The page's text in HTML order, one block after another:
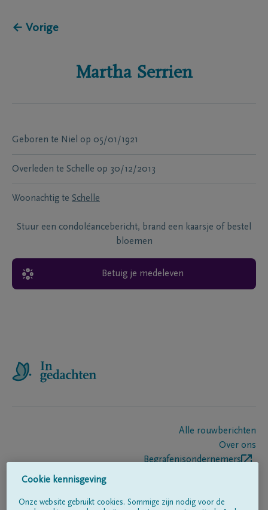
← Vorige
Martha Serrien
Geboren te Niel op 05/01/1921
Overleden te Schelle op 30/12/2013
Woonachtig te Schelle
Stuur een condoléancebericht, brand een kaarsje of bestel
bloemen
Betuig je medeleven
Alle rouwberichten
Over ons
Begrafenisondernemers
Cookie kennisgeving
Onze website gebruikt cookies. Sommige zijn nodig voor de